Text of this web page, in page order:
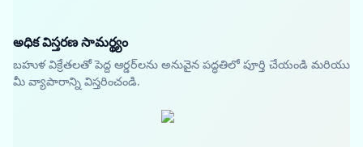
అధిక విస్తరణ సామర్థ్యం
బహుళ విక్రేతలతో పెద్ద ఆర్డర్‌లను అనువైన పద్ధతిలో పూర్తి చేయండి మరియు
మీ వ్యాపారాన్ని విస్తరించండి.